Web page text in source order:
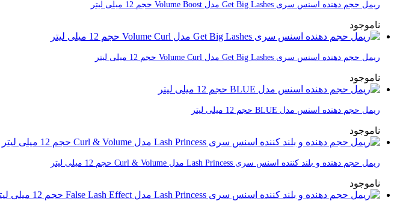
ریمل حجم دهنده اسنس سری Get Big Lashes مدل Volume Boost حجم 12 میلی لیتر
ناموجود
ریمل حجم دهنده اسنس سری Get Big Lashes مدل Volume Curl حجم 12 میلی لیتر
ناموجود
ریمل حجم دهنده اسنس مدل BLUE حجم 12 میلی لیتر
ناموجود
ریمل حجم دهنده و بلند کننده اسنس سری Lash Princess مدل Curl & Volume حجم 12 میلی لیتر
ناموجود